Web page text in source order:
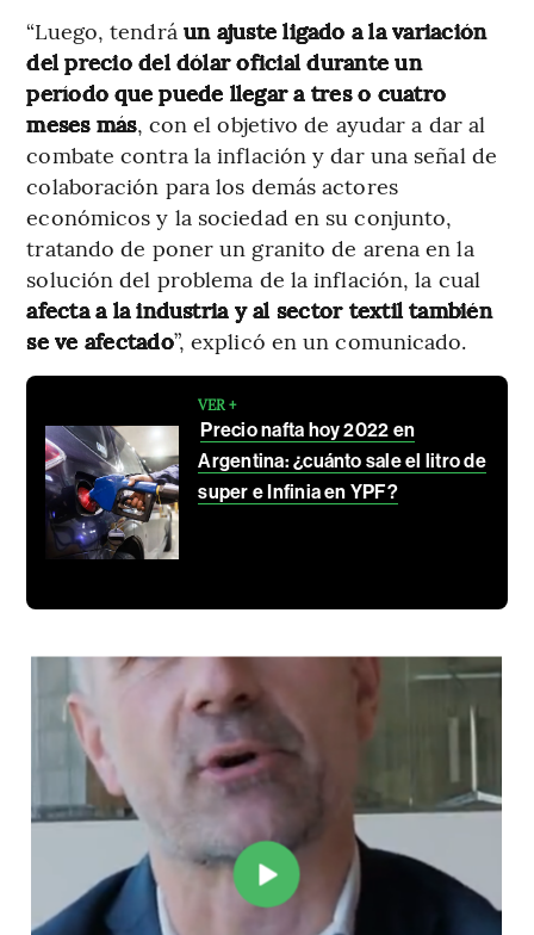
“Luego, tendrá un ajuste ligado a la variación
del precio del dólar oficial durante un
período que puede llegar a tres o cuatro
meses más, con el objetivo de ayudar a dar al
combate contra la inflación y dar una señal de
colaboración para los demás actores
económicos y la sociedad en su conjunto,
tratando de poner un granito de arena en la
solución del problema de la inflación, la cual
afecta a la industria y al sector textil también
se ve afectado”, explicó en un comunicado.
VER +
Precio nafta hoy 2022 en
Argentina: ¿cuánto sale el litro de
super e Infinia en YPF?